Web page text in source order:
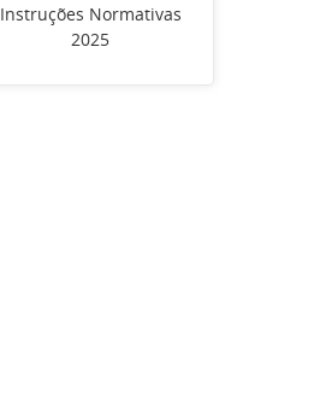
Instruções Normativas
2025